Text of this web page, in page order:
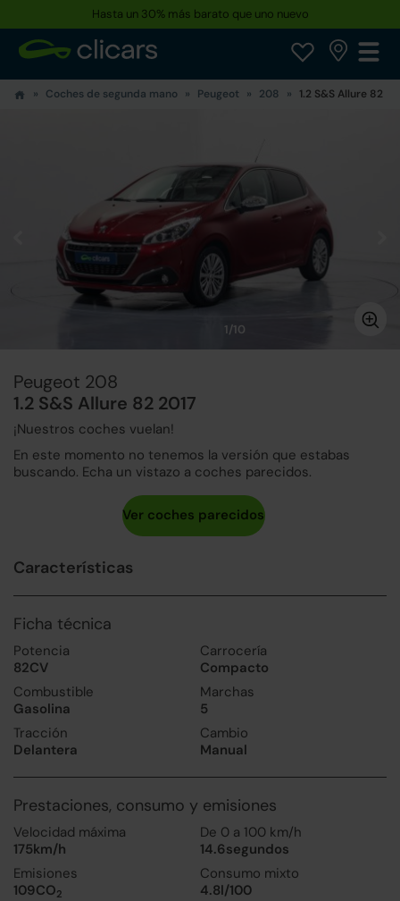
Hasta un 30% más barato que uno nuevo
Coches de segunda mano Peugeot 208 1.2 S&S Allure 82
1/10
Peugeot 208
1.2 S&S Allure 82 2017
¡Nuestros coches vuelan!
En este momento no tenemos la versión que estabas
buscando. Echa un vistazo a coches parecidos.
Características
Ficha técnica
Potencia
82CV
Carrocería
Compacto
Combustible
Gasolina
Marchas
5
Tracción
Delantera
Cambio
Manual
Prestaciones, consumo y emisiones
Velocidad máxima
175km/h
De 0 a 100 km/h
14.6segundos
Emisiones
109CO2
Consumo mixto
4.8l/100